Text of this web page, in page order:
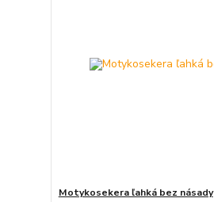
Motykosekera ľahká bez násady